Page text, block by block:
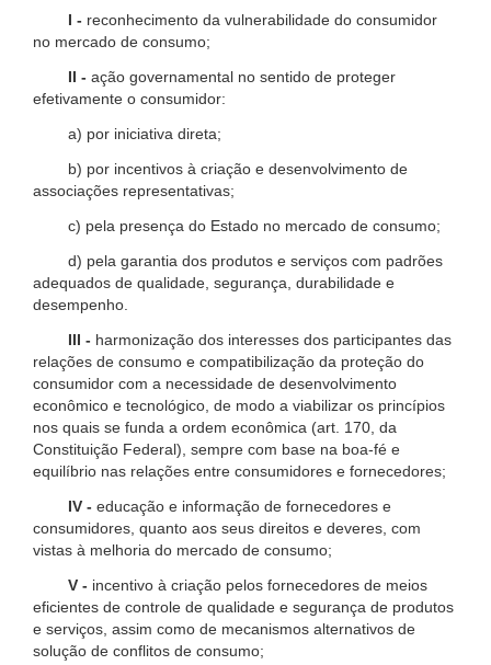
I - reconhecimento da vulnerabilidade do consumidor
no mercado de consumo;
II - ação governamental no sentido de proteger
efetivamente o consumidor:
a) por iniciativa direta;
b) por incentivos à criação e desenvolvimento de
associações representativas;
c) pela presença do Estado no mercado de consumo;
d) pela garantia dos produtos e serviços com padrões
adequados de qualidade, segurança, durabilidade e
desempenho.
III - harmonização dos interesses dos participantes das
relações de consumo e compatibilização da proteção do
consumidor com a necessidade de desenvolvimento
econômico e tecnológico, de modo a viabilizar os princípios
nos quais se funda a ordem econômica (art. 170, da
Constituição Federal), sempre com base na boa-fé e
equilíbrio nas relações entre consumidores e fornecedores;
IV - educação e informação de fornecedores e
consumidores, quanto aos seus direitos e deveres, com
vistas à melhoria do mercado de consumo;
V - incentivo à criação pelos fornecedores de meios
eficientes de controle de qualidade e segurança de produtos
e serviços, assim como de mecanismos alternativos de
solução de conflitos de consumo;